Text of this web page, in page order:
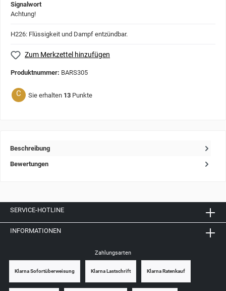
Signalwort
Achtung!
H226: Flüssigkeit und Dampf entzündbar.
Zum Merkzettel hinzufügen
Produktnummer: BARS305
C Sie erhalten 13 Punkte
Beschreibung
Bewertungen
SERVICE-HOTLINE
INFORMATIONEN
Zahlungsarten
Klarna Sofortüberweisung Klarna Lastschrift Klarna Ratenkauf